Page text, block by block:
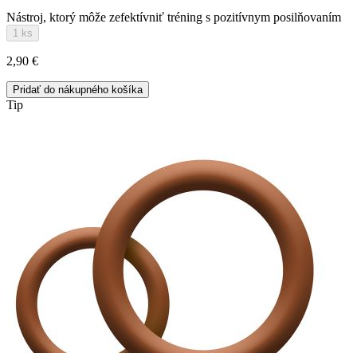
Nástroj, ktorý môže zefektívniť tréning s pozitívnym posilňovaním
1 ks
2,90 €
Pridať do nákupného košíka
Tip